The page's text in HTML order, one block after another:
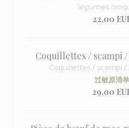
légumes
22,00
Coquillettes / scampi
Coquillettes / scampi /
过敏原清单
29,00